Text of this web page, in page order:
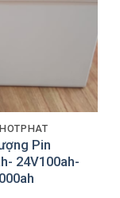
Pin
24V100ah-